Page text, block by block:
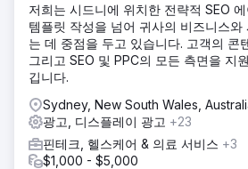
저희는 시드니에 위치한 전략적 SEO
템플릿 작성을 넘어 귀사의 비즈니스
는 데 중점을 두고 있습니다. 고객의 콘
그리고 SEO 및 PPC의 모든 측면을 지
깁니다.
Sydney, New South Wales,
광고, 디스플레이 광고 +23
핀테크, 헬스케어 & 의료 서비스 +3
$1,000 - $5,000